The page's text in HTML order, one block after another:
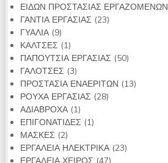
ΕΙΔΩΝ ΠΡΟΣΤΑΣΙΑΣ ΕΡΓΑΖΟΜΕΝΩΝ
ΓΑΝΤΙΑ ΕΡΓΑΣΙΑΣ 2323
ΓΥΑΛΙΑ 99
προϊόντα
ΚΑΛΤΣΕΣ 11
προϊόν
ΠΑΠΟΥΤΣΙΑ ΕΡΓΑΣΙΑΣ 5050
ΓΑΛΟΤΣΕΣ 33
προϊόντα
ΠΡΟΣΤΑΣΙΑ ΕΝΑΕΡΙΤΩΝ 1313
ΡΟΥΧΑ ΕΡΓΑΣΙΑΣ 2828
ΑΔΙΑΒΡΟΧΑ 11
προϊόν
ΕΠΙΓΟΝΑΤΙΔΕΣ 11
ΜΑΣΚΕΣ 22
προϊόντα
ΕΡΓΑΛΕΙΑ ΗΛΕΚΤΡΙΚΑ 2323
ΕΡΓΑΛΕΙΑ ΧΕΙΡΟΣ 4747